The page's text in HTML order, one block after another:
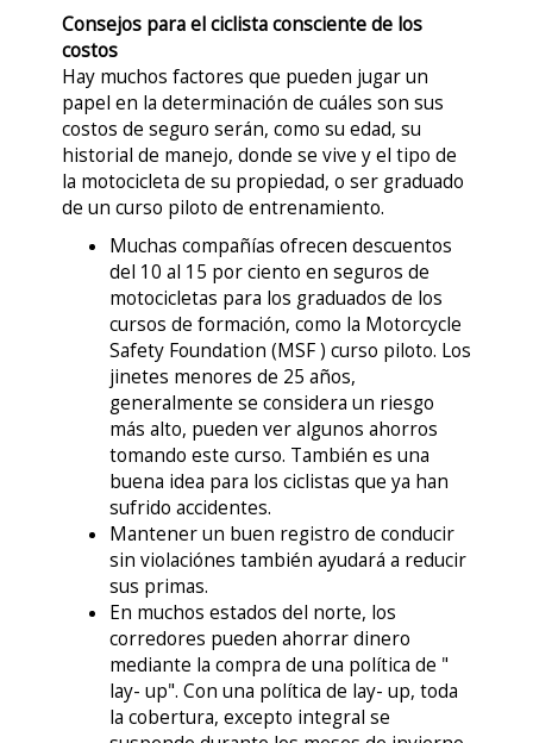
Consejos para el ciclista consciente de los
costos
Hay muchos factores que pueden jugar un
papel en la determinación de cuáles son sus
costos de seguro serán, como su edad, su
historial de manejo, donde se vive y el tipo de
la motocicleta de su propiedad, o ser graduado
de un curso piloto de entrenamiento.
Muchas compañías ofrecen descuentos
del 10 al 15 por ciento en seguros de
motocicletas para los graduados de los
cursos de formación, como la Motorcycle
Safety Foundation (MSF ) curso piloto. Los
jinetes menores de 25 años,
generalmente se considera un riesgo
más alto, pueden ver algunos ahorros
tomando este curso. También es una
buena idea para los ciclistas que ya han
sufrido accidentes.
Mantener un buen registro de conducir
sin violaciónes también ayudará a reducir
sus primas.
En muchos estados del norte, los
corredores pueden ahorrar dinero
mediante la compra de una política de "
lay- up". Con una política de lay- up, toda
la cobertura, excepto integral se